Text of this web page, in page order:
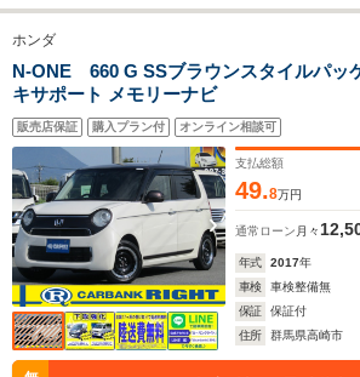
ホンダ
N-ONE 660 G SSブラウンスタイルパ
キサポート メモリーナビ
販売店保証 購入プラン付 オンライン相談可
支払総額
49.8万円
通常ローン 月々
年式 2017年
車検
車検整備無
保証
保証付
住所
群馬県高崎市